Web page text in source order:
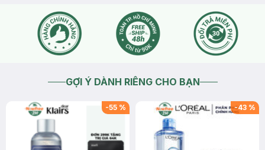
GỢI Ý DÀNH RIÊNG CHO BẠN
-55 % -43 %